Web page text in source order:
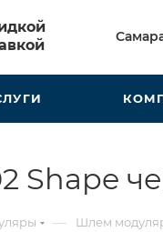
Shape
— Шлем